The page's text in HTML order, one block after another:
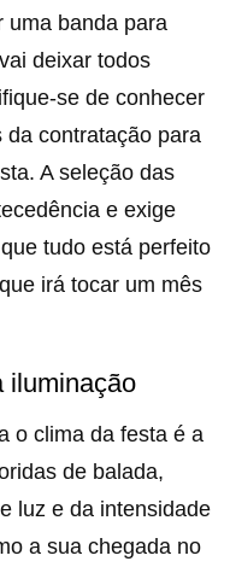
uma banda para
deixar todos
se de conhecer
da contratação para
A seleção das
e exige
tudo está perfeito
irá tocar um mês
iluminação
o clima da festa é a
de balada,
luz e da intensidade
a sua chegada no